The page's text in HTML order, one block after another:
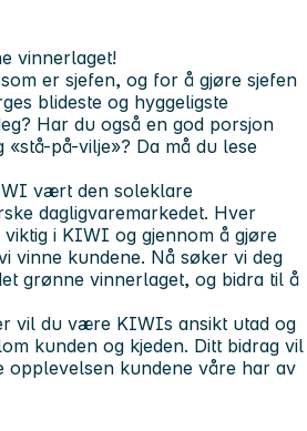
vinnerlaget!
er sjefen, og for å gjøre sjefen
blideste og hyggeligste
Har du også en god porsjon
på-vilje»? Da må du lese
vært den soleklare
dagligvaremarkedet. Hver
i KIWI og gjennom å gjøre
vinne kundene. Nå søker vi deg
grønne vinnerlaget, og bidra til å
vil du være KIWIs ansikt utad og
kunden og kjeden. Ditt bidrag vil
opplevelsen kundene våre har av